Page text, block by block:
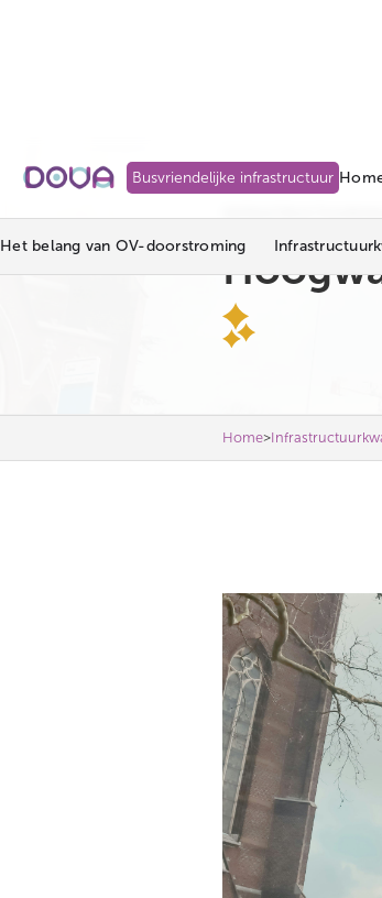
Busvriendelijke infrastructuur
Het belang van OV-doorstroming
Home>